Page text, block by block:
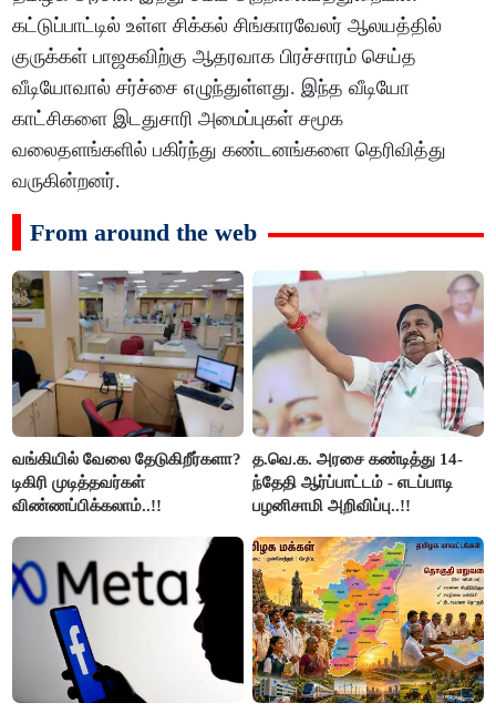
கட்டுப்பாட்டில் உள்ள சிக்கல் சிங்காரவேலர் ஆலயத்தில்
குருக்கள் பாஜகவிற்கு ஆதரவாக பிரச்சாரம் செய்த
வீடியோவால் சர்ச்சை எழுந்துள்ளது. இந்த வீடியோ
காட்சிகளை இடதுசாரி அமைப்புகள் சமூக
வலைதளங்களில் பகிர்ந்து கண்டனங்களை தெரிவித்து
வருகின்றனர்.
From around the web
வங்கியில் வேலை தேடுகிறீர்களா?
டிகிரி முடித்தவர்கள்
விண்ணப்பிக்கலாம்..!!
த.வெ.க. அரசை கண்டித்து 14-
ந்தேதி ஆர்ப்பாட்டம் - எடப்பாடி
பழனிசாமி அறிவிப்பு..!!